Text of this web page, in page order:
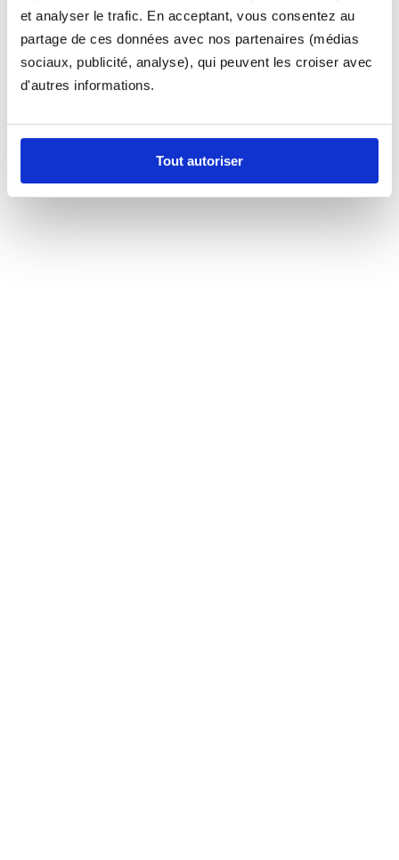
et analyser le trafic. En acceptant, vous consentez au
partage de ces données avec nos partenaires (médias
sociaux, publicité, analyse), qui peuvent les croiser avec
d'autres informations.
Tout autoriser